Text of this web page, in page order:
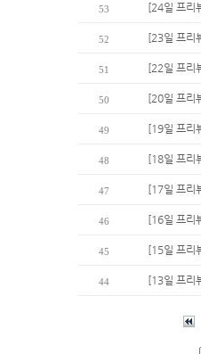
53 [24일 프리
52 [23일 프리
51 [22일 프리
50 [20일 프리
49 [19일 프리
48 [18일 프리
47 [17일 프리
46 [16일 프리
45 [15일 프리
44 [13일 프리